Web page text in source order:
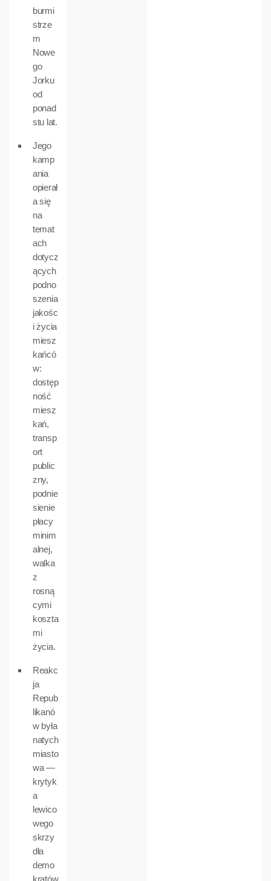
burmi
strze
m
Nowe
go
Jorku
od
ponad
stu lat.
Jego
kamp
ania
opierał
a się
na
temat
ach
dotycz
ących
podno
szenia
jakośc
i życia
miesz
kańcó
w:
dostęp
ność
miesz
kań,
transp
ort
public
zny,
podnie
sienie
płacy
minim
alnej,
walka
z
rosną
cymi
koszta
mi
życia.
Reakc
ja
Repub
likanó
w była
natych
miasto
wa —
krytyk
a
lewico
wego
skrzy
dła
demo